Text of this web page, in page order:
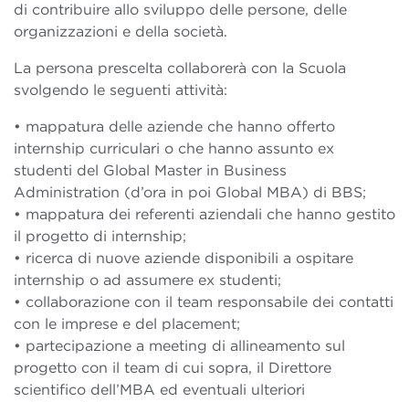
di contribuire allo sviluppo delle persone, delle
organizzazioni e della società.
La persona prescelta collaborerà con la Scuola
svolgendo le seguenti attività:
• mappatura delle aziende che hanno offerto
internship curriculari o che hanno assunto ex
studenti del Global Master in Business
Administration (d’ora in poi Global MBA) di BBS;
• mappatura dei referenti aziendali che hanno gestito
il progetto di internship;
• ricerca di nuove aziende disponibili a ospitare
internship o ad assumere ex studenti;
• collaborazione con il team responsabile dei contatti
con le imprese e del placement;
• partecipazione a meeting di allineamento sul
progetto con il team di cui sopra, il Direttore
scientifico dell’MBA ed eventuali ulteriori